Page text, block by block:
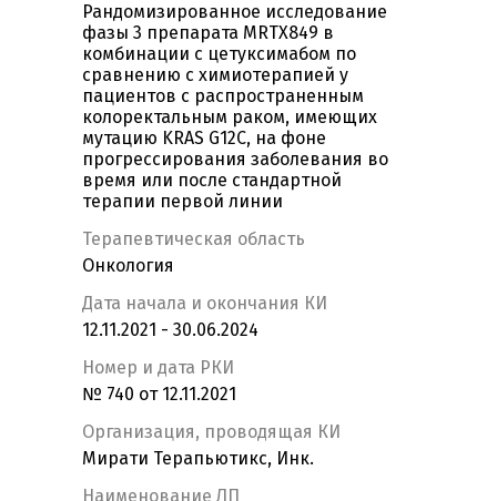
Рандомизированное исследование
фазы 3 препарата MRTX849 в
комбинации с цетуксимабом по
сравнению с химиотерапией у
пациентов с распространенным
колоректальным раком, имеющих
мутацию KRAS G12C, на фоне
прогрессирования заболевания во
время или после стандартной
терапии первой линии
Терапевтическая область
Онкология
Дата начала и окончания КИ
12.11.2021 - 30.06.2024
Номер и дата РКИ
№ 740 от 12.11.2021
Организация, проводящая КИ
Мирати Терапьютикс, Инк.
Наименование ЛП